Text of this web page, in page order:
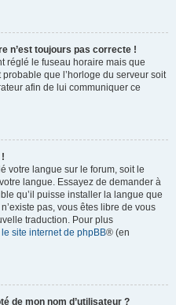
n’est toujours pas correcte !
réglé le fuseau horaire mais que
probable que l’horloge du serveur soit
afin de lui communiquer ce
votre langue sur le forum, soit le
langue. Essayez de demander à
qu’il puisse installer la langue que
pas, vous êtes libre de vous
traduction. Pour plus
le site internet de phpBB® (en
de mon nom d’utilisateur ?